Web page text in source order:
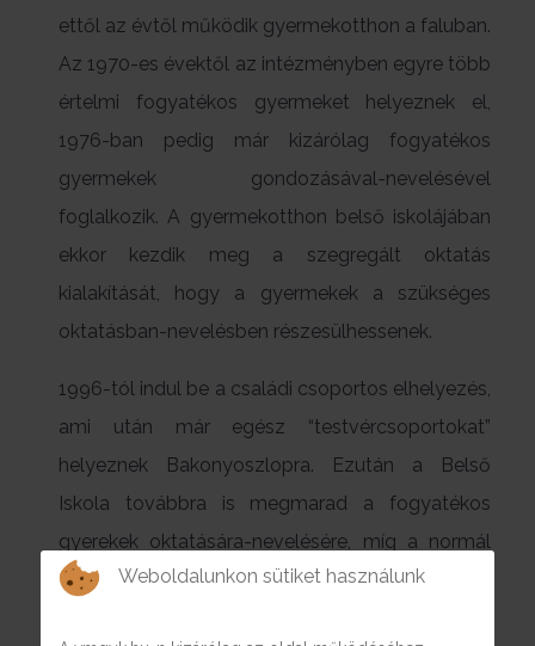
ettől az évtől működik gyermekotthon a faluban.
Az 1970-es évektől az intézményben egyre több
értelmi fogyatékos gyermeket helyeznek el,
1976-ban pedig már kizárólag fogyatékos
gyermekek gondozásával-nevelésével
foglalkozik. A gyermekotthon belső iskolájában
ekkor kezdik meg a szegregált oktatás
kialakítását, hogy a gyermekek a szükséges
oktatásban-nevelésben részesülhessenek.
1996-tól indul be a családi csoportos elhelyezés,
ami után már egész “testvércsoportokat”
helyeznek Bakonyoszlopra. Ezután a Belső
Iskola továbbra is megmarad a fogyatékos
gyerekek oktatására-nevelésére, míg a normál
képességű ellátottakét a külső iskola vagy
Weboldalunkon sütiket használunk